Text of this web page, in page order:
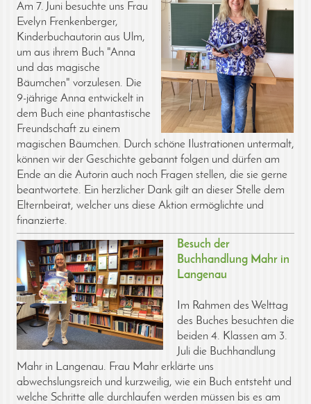
Am 7. Juni besuchte uns Frau
Evelyn Frenkenberger,
Kinderbuchautorin aus Ulm,
um aus ihrem Buch "Anna
und das magische
Bäumchen" vorzulesen. Die
9-jährige Anna entwickelt in
dem Buch eine phantastische
Freundschaft zu einem
magischen Bäumchen. Durch schöne Ilustrationen untermalt,
können wir der Geschichte gebannt folgen und dürfen am
Ende an die Autorin auch noch Fragen stellen, die sie gerne
beantwortete. Ein herzlicher Dank gilt an dieser Stelle dem
Elternbeirat, welcher uns diese Aktion ermöglichte und
finanzierte.
Besuch der
Buchhandlung Mahr in
Langenau
Im Rahmen des Welttag
des Buches besuchten die
beiden 4. Klassen am 3.
Juli die Buchhandlung
Mahr in Langenau. Frau Mahr erklärte uns
abwechslungsreich und kurzweilig, wie ein Buch entsteht und
welche Schritte alle durchlaufen werden müssen bis es am